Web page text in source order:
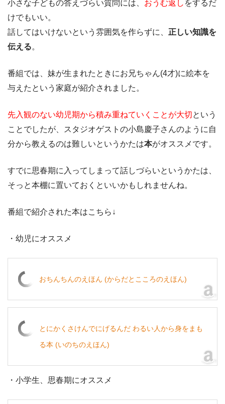
小さな子どもの答えづらい質問には、 おうむ返し をするだ
けでもいい。
話してはいけないという雰囲気を作らずに、 正しい知識を
伝える。
番組では、妹が生まれたときにお兄ちゃん(4才)に絵本を
与えたという家庭が紹介されました。
先入観のない幼児期から積み重ねていくことが大切という
ことでしたが、スタジオゲストの小島慶子さんのように自
分から教えるのは難しいというかたは本がオススメです。
すでに思春期に入ってしまって話しづらいというかたは、
そっと本棚に置いておくといいかもしれませんね。
番組で紹介された本はこちら↓
・幼児にオススメ
おちんちんのえほん (からだとこころのえほん)
とにかくさけんでにげるんだ わるい人から身をまも
る本 (いのちのえほん)
・小学生、思春期にオススメ